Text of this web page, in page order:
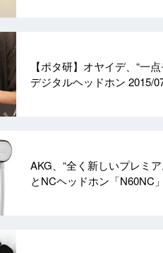
【ポタ研】オヤイデ、“一
デジタルヘッドホン 2015/
AKG、“全く新しいプレミ
とNCヘッドホン「N60NC」